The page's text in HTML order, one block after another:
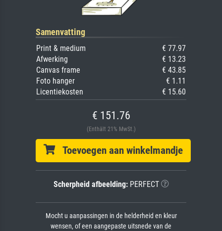
Samenvatting
Print & medium
€ 77.97
Afwerking
€ 13.23
Canvas frame
€ 43.85
Foto hanger
€ 1.11
Licentiekosten
€ 15.60
€ 151.76
(Enthält 21% MwSt.)
Toevoegen aan winkelmandje
Scherpheid afbeelding:PERFECT
Mocht u aanpassingen in de helderheid en kleur
wensen, of een aangepaste uitsnede van de